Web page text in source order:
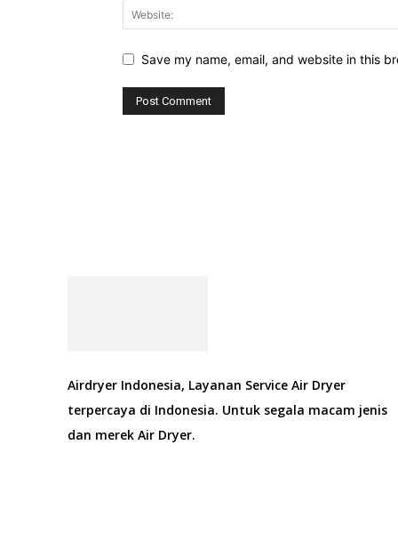
Save my name, email, and website in this
Airdryer Indonesia, Layanan Service Air Dryer
terpercaya di Indonesia. Untuk segala macam jenis
dan merek Air Dryer.